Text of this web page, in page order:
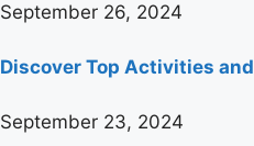
September 26, 2024
Discover Top Activities
September 23, 2024